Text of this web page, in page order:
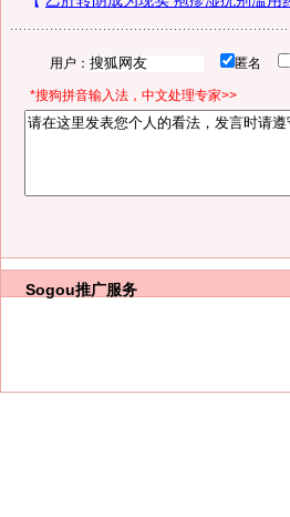
用户： 匿名
*搜狗拼音输入法，中文处理专家>>
Sogou推广服务